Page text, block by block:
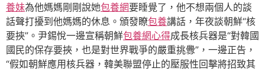
養妹為他媽媽剛剛說她包養網要睡覺了，他不想兩個人的談
話聲打擾到他媽媽的休息。頒發瞭包養講話，年夜談朝鮮“核
要挾”。尹錫悅一邊宣稱朝鮮包養網心得成長核兵器是“對韓國
國民的保存要挾，也是對世界戰爭的嚴重挑釁”，一邊正告，
“假如朝鮮應用核兵器，韓美聯盟停止的壓服性回擊將招致其